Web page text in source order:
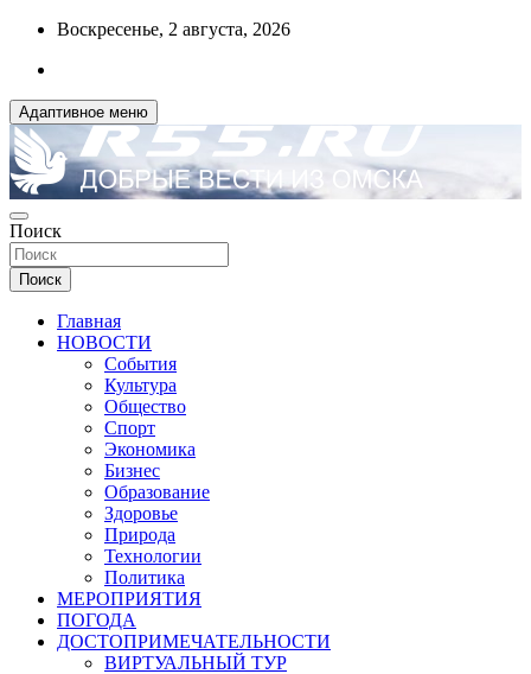
Перейти
содержимому
Воскресенье, 2 августа, 2026
Адаптивное меню
R55.RU
ДОБРЫЕ ВЕСТИ ИЗ ОМСКА
Поиск
Поиск
Главная
НОВОСТИ
События
Культура
Общество
Спорт
Экономика
Бизнес
Образование
Здоровье
Природа
Технологии
Политика
МЕРОПРИЯТИЯ
ПОГОДА
ДОСТОПРИМЕЧАТЕЛЬНОСТИ
ВИРТУАЛЬНЫЙ ТУР